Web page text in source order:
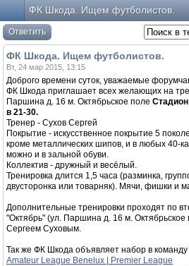
ФК Шкода. Ищем футболистов.
Ответить
ФК Шкода. Ищем футболистов.
Вт, 24 мар 2015, 13:15
Доброго времени суток, уважаемые
ФК Шкода приглашает всех желающих на
Паршина д. 16 м. Октябрьское поле
в 21-30.
Тренер - Сухов Сергей
Покрытие - искусственное покрытие 5
кроме металлических шипов, и в любых 40-
можно и в зальной обуви.
Коллектив - дружный и весёлый.
Тренировка длится 1,5 часа (разминка,
двусторонка или товарняк). Мячи, фишки и
Дополнительные тренировки проходят по
"Октябрь" (ул. Паршина д. 16 м. Октябрьское
Сергеем Суховым.
Так же ФК Шкода объявляет набор в
Amateur League Benelux | Premier League